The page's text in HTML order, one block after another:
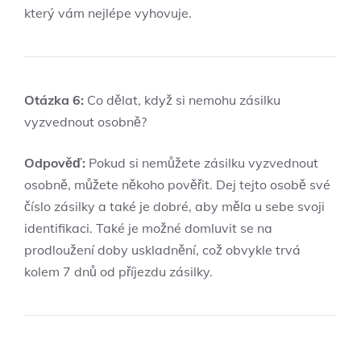
který vám nejlépe vyhovuje.
Otázka 6: Co dělat, když si nemohu zásilku
vyzvednout osobně?
Odpověď: Pokud si nemůžete zásilku vyzvednout
osobně, můžete někoho pověřit. Dej tejto osobě své
číslo zásilky a také je dobré, aby měla u sebe svoji
identifikaci. Také je možné domluvit se na
prodloužení doby uskladnění, což obvykle trvá
kolem 7 dnů od příjezdu zásilky.